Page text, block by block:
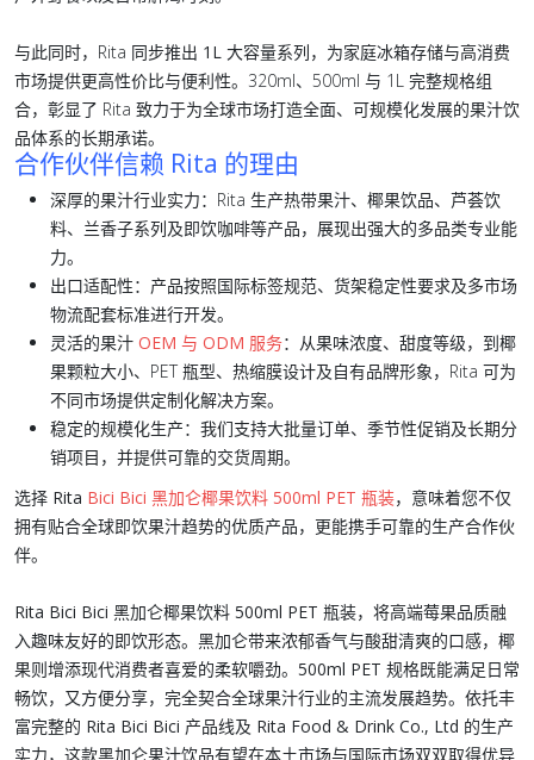
与此同时，Rita 同步推出 1L 大容量系列，为家庭冰箱存储与高消费
市场提供更高性价比与便利性。320ml、500ml 与 1L 完整规格组
合，彰显了 Rita 致力于为全球市场打造全面、可规模化发展的果汁饮
品体系的长期承诺。
合作伙伴信赖 Rita 的理由
深厚的果汁行业实力：Rita 生产热带果汁、椰果饮品、芦荟饮
料、兰香子系列及即饮咖啡等产品，展现出强大的多品类专业能
力。
出口适配性：产品按照国际标签规范、货架稳定性要求及多市场
物流配套标准进行开发。
灵活的果汁 OEM 与 ODM 服务：从果味浓度、甜度等级，到椰
果颗粒大小、PET 瓶型、热缩膜设计及自有品牌形象，Rita 可为
不同市场提供定制化解决方案。
稳定的规模化生产：我们支持大批量订单、季节性促销及长期分
销项目，并提供可靠的交货周期。
选择 Rita Bici Bici 黑加仑椰果饮料 500ml PET 瓶装，意味着您不仅
拥有贴合全球即饮果汁趋势的优质产品，更能携手可靠的生产合作伙
伴。
Rita Bici Bici 黑加仑椰果饮料 500ml PET 瓶装，将高端莓果品质融
入趣味友好的即饮形态。黑加仑带来浓郁香气与酸甜清爽的口感，椰
果则增添现代消费者喜爱的柔软嚼劲。 500ml PET 规格既能满足日常
畅饮，又方便分享，完全契合全球果汁行业的主流发展趋势。依托丰
富完整的 Rita Bici Bici 产品线及 Rita Food & Drink Co., Ltd 的生产
实力，这款黑加仑果汁饮品有望在本土市场与国际市场双双取得优异